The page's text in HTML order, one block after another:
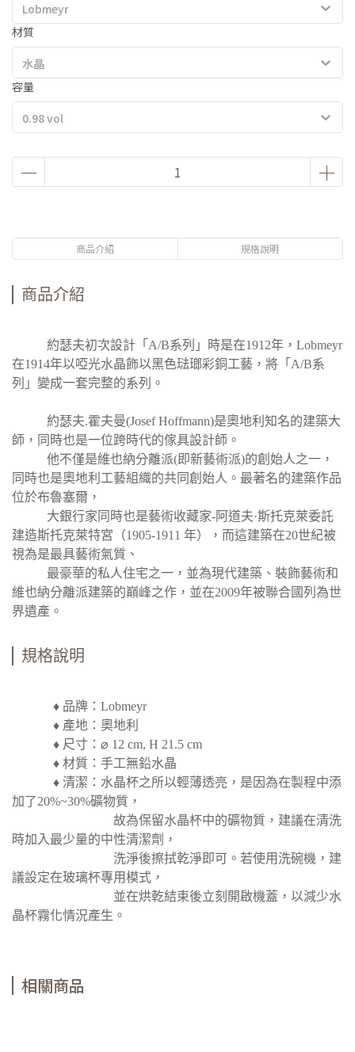
Lobmeyr
材質
水晶
容量
0.98 vol
商品介紹 規格說明
商品介紹
約瑟夫初次設計「A/B系列」時是在1912年，Lobmeyr
在1914年以啞光水晶飾以黑色琺瑯彩銅工藝，將「A/B系
列」變成一套完整的系列。
約瑟夫.霍夫曼(Josef Hoffmann)是奧地利知名的建築大
師，同時也是一位跨時代的傢具設計師。
他不僅是維也納分離派(即新藝術派)的創始人之一，
同時也是奧地利工藝組織的共同創始人。最著名的建築作品
位於布魯塞爾，
大銀行家 同時也是藝術收藏家-阿道夫·斯托克萊委託
建造斯托克萊特宮（1905-1911 年），而這建築在20世紀被
視為是最具藝術氣質、
最豪華的私人住宅之一，並為現代建築、裝飾藝術和
維也納分離派建築的巔峰之作，並在2009年被聯合國列為世
界遺產。
規格說明
♦ 品牌：Lobmeyr
♦ 產地：奧地利
♦ 尺寸：⌀ 12 cm, H 21.5 cm
♦ 材質：手工無鉛水晶
♦ 清潔：水晶杯之所以輕薄透亮，是因為在製程中添
加了20%~30%礦物質，
故為保留水晶杯中的礦物質，建議在清洗
時加入最少量的中性清潔劑，
洗淨後擦拭乾淨即可。若使用洗碗機，建
議設定在玻璃杯專用模式，
並在烘乾結束後立刻開啟機蓋，以減少水
晶杯霧化情況產生。
相關商品